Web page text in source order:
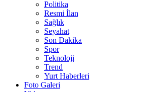
Politika
Resmi İlan
Sağlık
Seyahat
Son Dakika
Spor
Teknoloji
Trend
Yurt Haberleri
Foto Galeri